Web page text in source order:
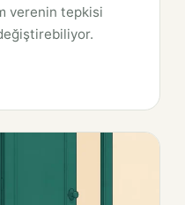
verenin tepkisi